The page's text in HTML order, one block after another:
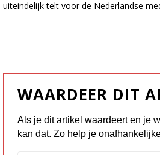
uiteindelijk telt voor de Nederlandse
WAARDEER DIT
Als je dit artikel waardeert en je
kan dat. Zo help je